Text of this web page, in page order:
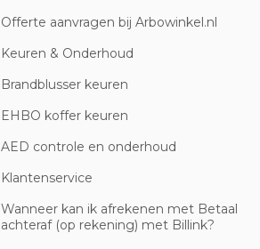
Offerte aanvragen bij Arbowinkel.nl
Keuren & Onderhoud
Brandblusser keuren
EHBO koffer keuren
AED controle en onderhoud
Klantenservice
Wanneer kan ik afrekenen met Betaal
achteraf (op rekening) met Billink?